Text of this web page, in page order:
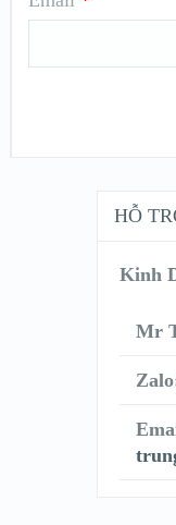
HỖ
Kinh
Mr